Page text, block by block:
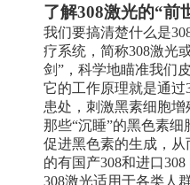
了解308激光的“前
我们要搞清楚什么是
疗系统，简称308激光
剑”，科学地瞄准我们
它的工作原理就是通过
患处，刺激黑素细胞
那些“沉睡”的黑色素细
促进黑色素的生成，
的有国产308和进口308
308激光适用于各类人